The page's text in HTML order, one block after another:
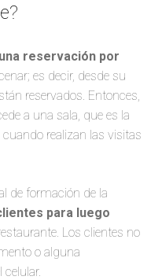
una reservación por
es decir, desde su
reservados. Entonces,
a una sala, que es la
realizan las visitas
de formación de la
para luego
Los clientes no
o alguna